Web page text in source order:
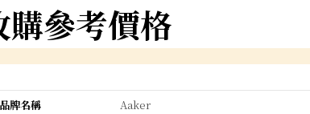
購參考價格
品牌名稱
Aaker